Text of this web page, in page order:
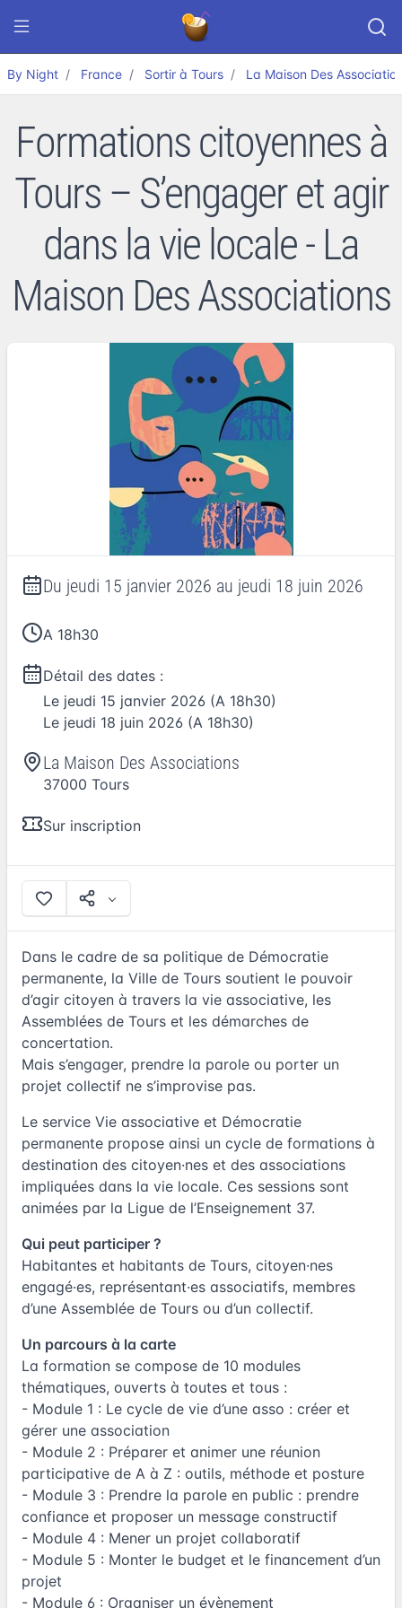
By Night France Sortir à Tours La Maison Des
Formations citoyennes à
Tours – S’engager et agir
dans la vie locale - La
Maison Des Associations
Du jeudi 15 janvier 2026 au jeudi 18 juin 2026
A 18h30
Détail des dates :
Le jeudi 15 janvier 2026 (A 18h30)
Le jeudi 18 juin 2026 (A 18h30)
La Maison Des Associations
37000 Tours
Sur inscription
Dans le cadre de sa politique de Démocratie
permanente, la Ville de Tours soutient le pouvoir
d’agir citoyen à travers la vie associative, les
Assemblées de Tours et les démarches de
concertation.
Mais s’engager, prendre la parole ou porter un
projet collectif ne s’improvise pas.
Le service Vie associative et Démocratie
permanente propose ainsi un cycle de formations à
destination des citoyen·nes et des associations
impliquées dans la vie locale. Ces sessions sont
animées par la Ligue de l’Enseignement 37.
Qui peut participer ?
Habitantes et habitants de Tours, citoyen·nes
engagé·es, représentant·es associatifs, membres
d’une Assemblée de Tours ou d’un collectif.
Un parcours à la carte
La formation se compose de 10 modules
thématiques, ouverts à toutes et tous :
- Module 1 : Le cycle de vie d’une asso : créer et
gérer une association
- Module 2 : Préparer et animer une réunion
participative de A à Z : outils, méthode et posture
- Module 3 : Prendre la parole en public : prendre
confiance et proposer un message constructif
- Module 4 : Mener un projet collaboratif
- Module 5 : Monter le budget et le financement d’un
projet
- Module 6 : Organiser un évènement